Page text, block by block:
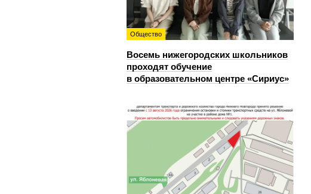
Общество
Восемь нижегородских школьников
проходят обучение
в образовательном центре «Сириус»